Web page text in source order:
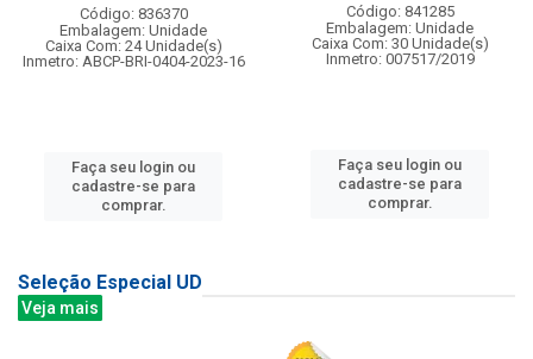
Código: 836370
Embalagem: Unidade
Caixa Com: 24 Unidade(s)
Inmetro: ABCP-BRI-0404-2023-16
Faça seu login ou
cadastre-se para
comprar.
Código: 841285
Embalagem: Unidade
Caixa Com: 30 Unidade(s)
Inmetro: 007517/2019
Faça seu login ou
cadastre-se para
comprar.
Seleção Especial UD
Veja mais